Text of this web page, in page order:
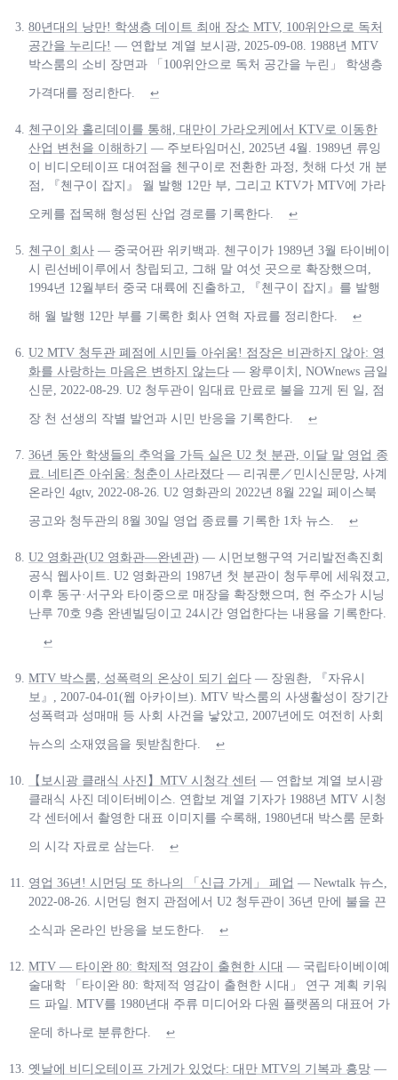
80년대의 낭만! 학생층 데이트 최애 장소 MTV, 100위안으로 독처
공간을 누리다! — 연합보 계열 보시광, 2025-09-08. 1988년 MTV
박스룸의 소비 장면과 「100위안으로 독처 공간을 누린」 학생층
가격대를 정리한다. ↩
첸구이와 홀리데이를 통해, 대만이 가라오케에서 KTV로 이동한
산업 변천을 이해하기
— 주보타임머신, 2025년 4월. 1989년 류잉
이 비디오테이프 대여점을 첸구이로 전환한 과정, 첫해 다섯 개 분
점, 『첸구이 잡지』 월 발행 12만 부, 그리고 KTV가 MTV에 가라
오케를 접목해 형성된 산업 경로를 기록한다. ↩
첸구이 회사 — 중국어판 위키백과. 첸구이가 1989년 3월 타이베이
시 린선베이루에서 창립되고, 그해 말 여섯 곳으로 확장했으며,
1994년 12월부터 중국 대륙에 진출하고, 『첸구이 잡지』를 발행
해 월 발행 12만 부를 기록한 회사 연혁 자료를 정리한다. ↩
U2 MTV 청두관 폐점에 시민들 아쉬움! 점장은 비관하지 않아: 영
화를 사랑하는 마음은 변하지 않는다 — 왕루이치, NOWnews 금일
신문, 2022-08-29. U2 청두관이 임대료 만료로 불을 끄게 된 일, 점
장 천 선생의 작별 발언과 시민 반응을 기록한다. ↩
36년 동안 학생들의 추억을 가득 실은 U2 첫 분관, 이달 말 영업 종
료. 네티즌 아쉬움: 청춘이 사라졌다 — 리궈룬／민시신문망, 사계
온라인 4gtv, 2022-08-26. U2 영화관의 2022년 8월 22일 페이스북
공고와 청두관의 8월 30일 영업 종료를 기록한 1차 뉴스. ↩
U2 영화관(U2 영화관—완녠관) — 시먼보행구역 거리발전촉진회
공식 웹사이트. U2 영화관의 1987년 첫 분관이 청두루에 세워졌고,
이후 동구·서구와 타이중으로 매장을 확장했으며, 현 주소가 시닝
난루 70호 9층 완녠빌딩이고 24시간 영업한다는 내용을 기록한다.
↩
MTV 박스룸, 성폭력의 온상이 되기 쉽다 — 장원촨, 『자유시
보』, 2007-04-01(웹 아카이브). MTV 박스룸의 사생활성이 장기간
성폭력과 성매매 등 사회 사건을 낳았고, 2007년에도 여전히 사회
뉴스의 소재였음을 뒷받침한다. ↩
【보시광 클래식 사진】MTV 시청각 센터 — 연합보 계열 보시광
클래식 사진 데이터베이스. 연합보 계열 기자가 1988년 MTV 시청
각 센터에서 촬영한 대표 이미지를 수록해, 1980년대 박스룸 문화
의 시각 자료로 삼는다. ↩
영업 36년! 시먼딩 또 하나의 「신급 가게」 폐업 — Newtalk 뉴스,
2022-08-26. 시먼딩 현지 관점에서 U2 청두관이 36년 만에 불을 끈
소식과 온라인 반응을 보도한다. ↩
MTV — 타이완 80: 학제적 영감이 출현한 시대 — 국립타이베이예
술대학 「타이완 80: 학제적 영감이 출현한 시대」 연구 계획 키워
드 파일. MTV를 1980년대 주류 미디어와 다원 플랫폼의 대표어 가
운데 하나로 분류한다. ↩
옛날에 비디오테이프 가게가 있었다: 대만 MTV의 기복과 흥망 —